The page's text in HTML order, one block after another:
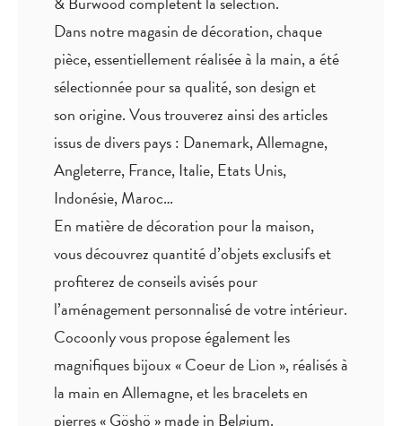
Dans notre magasin de décoration, chaque
pièce,essentiellement réalisée à la main, a été
sélectionnée pour sa qualité, son design et
son origine. Vous trouverez ainsi des articles
issus de divers pays : Danemark, Allemagne,
Angleterre, France, Italie, Etats Unis,
Indonésie, Maroc…
En matière de décoration pour la maison,
vous découvrez quantitéd’objets exclusifset
profiterez deconseils aviséspour
l’aménagement personnalisé de votre intérieur.
Cocoonly vous propose également les
magnifiques bijoux « Coeur de Lion », réalisés à
la main en Allemagne, et les bracelets en
pierres « Göshö » made in Belgium.